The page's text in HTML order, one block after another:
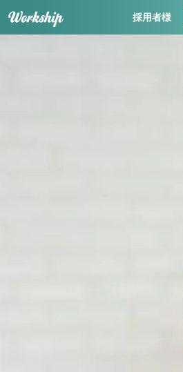
採用者様